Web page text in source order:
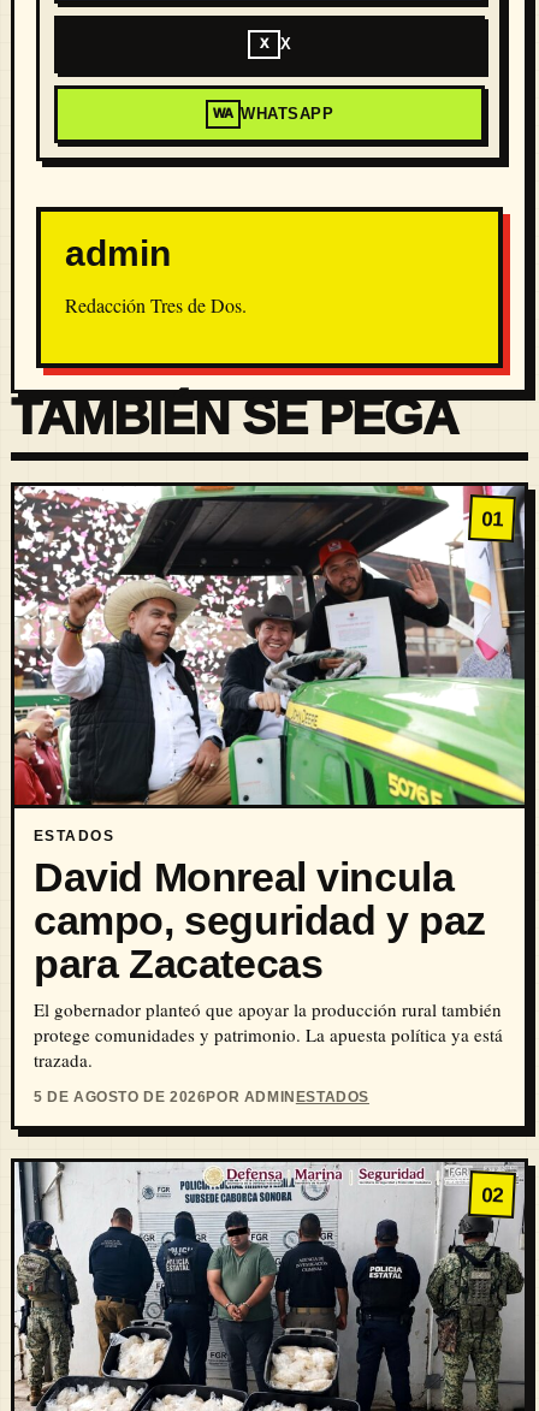
X X
WA WHATSAPP
admin
Redacción Tres de Dos.
TAMBIÉN SE PEGA
01
ESTADOS
David Monreal vincula
campo, seguridad y paz
para Zacatecas
El gobernador planteó que apoyar la producción rural también
protege comunidades y patrimonio. La apuesta política ya está
trazada.
5 DE AGOSTO DE 2026POR ADMINESTADOS
02